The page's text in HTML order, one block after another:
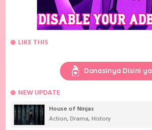
LIKE THIS
Donasinya Disini ya
NEW UPDATE
House of Ninjas
Action,Drama,History